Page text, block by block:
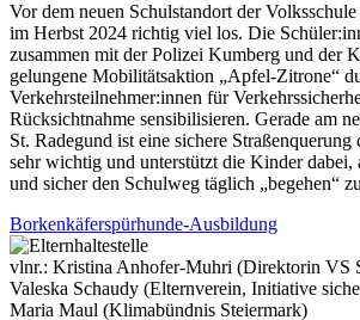
Vor dem neuen Schulstandort der
im Herbst 2024 richtig viel los. Die
zusammen mit der Polizei Kumberg und der
gelungene Mobilitätsaktion „Apfel-Zitrone“
Verkehrsteilnehmer:innen für
Rücksichtnahme sensibilisieren. Gerade am
St. Radegund ist eine sichere
sehr wichtig und unterstützt die Kinder dabei,
und sicher den Schulweg täglich „begehen“
Borkenkäferspürhunde-Ausbildung
vlnr.: Kristina Anhofer-Muhri (Direktorin VS
Valeska Schaudy (Elternverein, Initiative
Maria Maul (Klimabündnis Steiermark)